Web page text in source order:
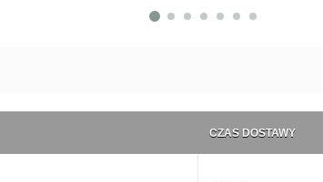
CZAS DOSTAWY